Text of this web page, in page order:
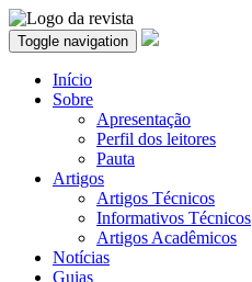
Toggle navigation
Início
Sobre
Apresentação
Perfil dos leitores
Pauta
Artigos
Artigos Técnicos
Informativos Técnicos
Artigos Acadêmicos
Notícias
Guias